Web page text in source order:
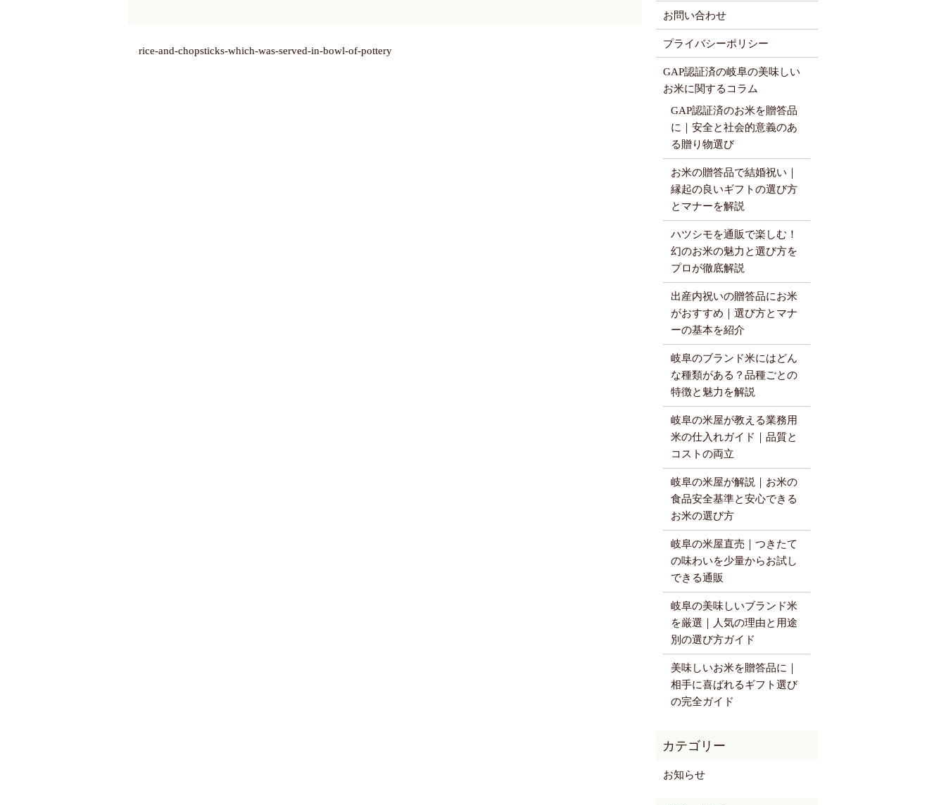
rice-and-chopsticks-which-was-served-in-bowl-of-pottery
お問い合わせ
プライバシーポリシー
GAP認証済の岐阜の美味しい
お米に関するコラム
GAP認証済のお米を贈答品
に｜安全と社会的意義のあ
る贈り物選び
お米の贈答品で結婚祝い｜
縁起の良いギフトの選び方
とマナーを解説
ハツシモを通販で楽しむ！
幻のお米の魅力と選び方を
プロが徹底解説
出産内祝いの贈答品にお米
がおすすめ｜選び方とマナ
ーの基本を紹介
岐阜のブランド米にはどん
な種類がある？品種ごとの
特徴と魅力を解説
岐阜の米屋が教える業務用
米の仕入れガイド｜品質と
コストの両立
岐阜の米屋が解説｜お米の
食品安全基準と安心できる
お米の選び方
岐阜の米屋直売｜つきたて
の味わいを少量からお試し
できる通販
岐阜の美味しいブランド米
を厳選｜人気の理由と用途
別の選び方ガイド
美味しいお米を贈答品に｜
相手に喜ばれるギフト選び
の完全ガイド
お知らせ